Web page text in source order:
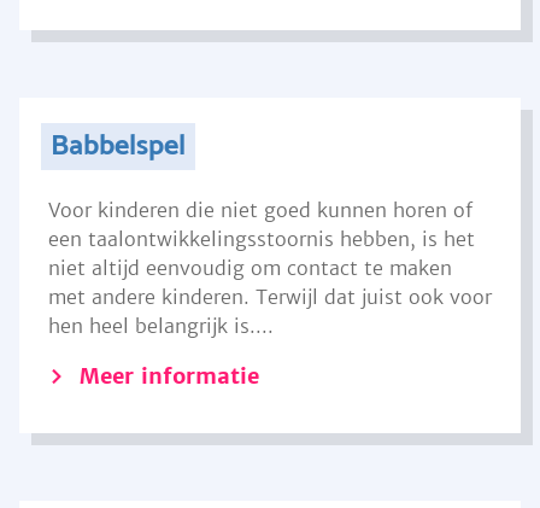
Babbelspel
Voor kinderen die niet goed kunnen horen of
een taalontwikkelingsstoornis hebben, is het
niet altijd eenvoudig om contact te maken
met andere kinderen. Terwijl dat juist ook voor
hen heel belangrijk is....
Meer informatie